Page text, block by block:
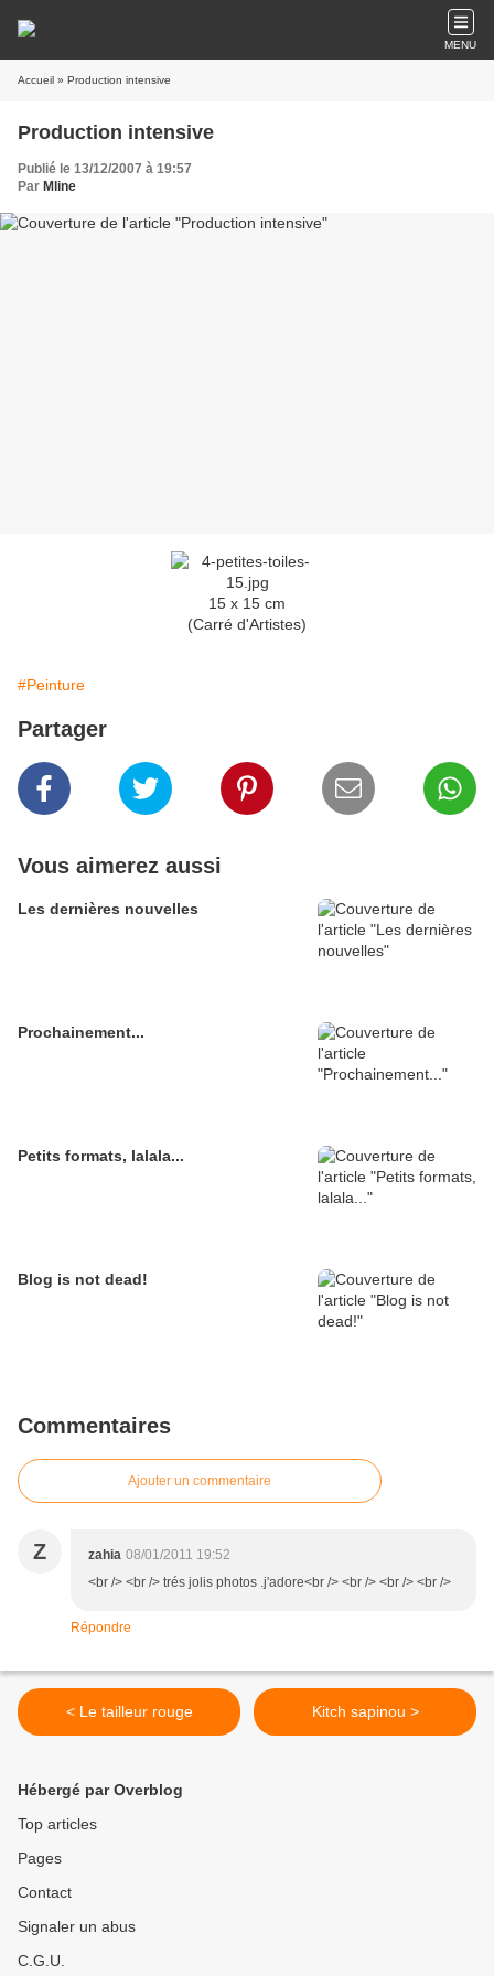
MENU
Accueil » Production intensive
Production intensive
Publié le 13/12/2007 à 19:57
Par Mline
15 x 15 cm
(Carré d'Artistes)
#Peinture
Partager
Vous aimerez aussi
Les dernières nouvelles
Prochainement...
Petits formats, lalala...
Blog is not dead!
Commentaires
Ajouter un commentaire
Z zahia 08/01/2011 19:52
<br /> <br /> trés jolis photos .j'adore<br /> <br /> <br /> <br />
Répondre
< Le tailleur rouge Kitch sapinou >
Hébergé par Overblog
Top articles
Pages
Contact
Signaler un abus
C.G.U.